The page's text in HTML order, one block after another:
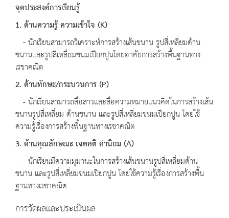
จุดประสงค์การเรียนรู้
1. ด้านความรู้ ความเข้าใจ (K)
-นักเรียนสามารถวิเคราะห์การสร้างเส้นขนาน รูปสี่เหลี่ยมด้าน
ขนานและรูปสี่เหลี่ยมขนมเปียกปูนโดยอาศัยการสร้างพื้นฐานทาง
เรขาคณิต
2. ด้านทักษะ/กระบวนการ (P)
- นักเรียนสามารถสื่อสารและสื่อความหมายแนวคิดในการสร้างเส้น
ขนานรูปสี่เหลี่ยม ด้านขนาน และรูปสี่เหลี่ยมขนมเปียกปูน โดยใช้
ความรู้เรื่องการสร้างพื้นฐานทางเรขาคณิต
3. ด้านคุณลักษณะ เจตคติ ค่านิยม (A)
- นักเรียนมีความมุมานะในการสร้างเส้นขนานรูปสี่เหลี่ยมด้าน
ขนาน และรูปสี่เหลี่ยมขนมเปียกปูน โดยใช้ความรู้เรื่องการสร้างพื้น
ฐานทางเรขาคณิต
การวัดผลและประเมินผล